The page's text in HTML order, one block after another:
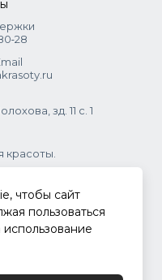
зд. 11 с. 1
красоты.
чтобы сайт
пользоваться